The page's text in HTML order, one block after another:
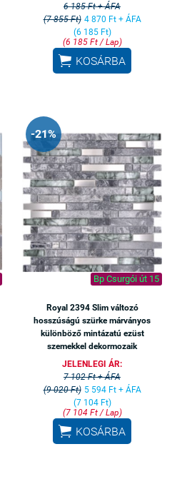
6 185 Ft + ÁFA
(7 855 Ft) 4 870 Ft + ÁFA
(6 185 Ft)
(6 185 Ft / Lap)
 KOSÁRBA
-21%
Bp Csurgói út 15
Royal 2394 Slim változó
hosszúságú szürke márványos
különböző mintázatú ezüst
szemekkel dekormozaik
JELENLEGI ÁR:
7 102 Ft + ÁFA
(9 020 Ft) 5 594 Ft + ÁFA
(7 104 Ft)
(7 104 Ft / Lap)
 KOSÁRBA